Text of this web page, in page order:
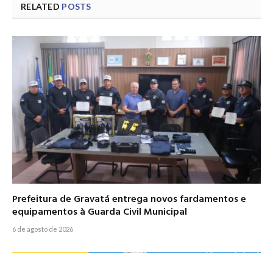
RELATED POSTS
Prefeitura de Gravatá entrega novos fardamentos e
equipamentos à Guarda Civil Municipal
6 de agosto de 2026